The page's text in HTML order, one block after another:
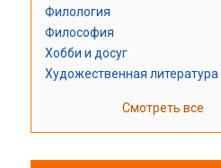
Филология
Философия
Хобби и досуг
Художественная литература
Смотреть все